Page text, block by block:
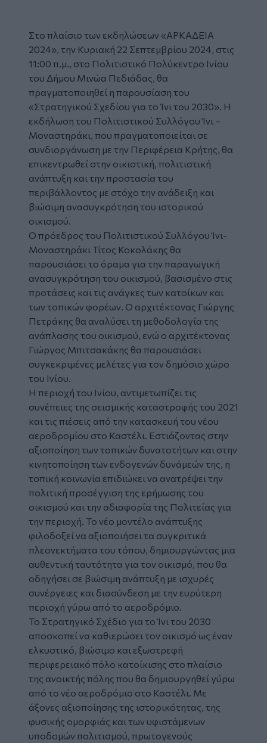
Στο πλαίσιο των εκδηλώσεων «ΑΡΚΑΔΕΙΑ
2024», την Κυριακή 22 Σεπτεμβρίου 2024, στις
11:00 π.μ., στο Πολιτιστικό Πολύκεντρο Ινίου
του Δήμου Μινώα Πεδιάδας, θα
πραγματοποιηθεί η παρουσίαση του
«Στρατηγικού Σχεδίου για τοΊνι του 2030». Η
εκδήλωση του Πολιτιστικού Συλλόγου Ίνι –
Μοναστηράκι, που πραγματοποιείται σε
συνδιοργάνωση με την Περιφέρεια Κρήτης, θα
επικεντρωθεί στην οικιστική, πολιτιστική
ανάπτυξη και την προστασία του
περιβάλλοντος με στόχο την ανάδειξη και
βιώσιμη ανασυγκρότηση του ιστορικού
οικισμού.
Ο πρόεδρος του Πολιτιστικού Συλλόγου Ίνι-
Μοναστηράκι Τίτος Κοκολάκης θα
παρουσιάσει το όραμα για την παραγωγική
ανασυγκρότηση του οικισμού, βασισμένο στις
προτάσεις και τις ανάγκες των κατοίκων και
των τοπικών φορέων. Ο αρχιτέκτονας Γιώργης
Πετράκης θα αναλύσει τη μεθοδολογία της
ανάπλασης του οικισμού, ενώ ο αρχιτέκτονας
Γιώργος Μπιτσακάκης θα παρουσιάσει
συγκεκριμένες μελέτες για τον δημόσιο χώρο
του Ινίου.
Η περιοχή του Ινίου, αντιμετωπίζει τις
συνέπειες της σεισμικής καταστροφής του 2021
και τις πιέσεις από την κατασκευή του νέου
αεροδρομίου στο Καστέλι. Εστιάζοντας στην
αξιοποίηση των τοπικών δυνατοτήτων και στην
κινητοποίηση των ενδογενών δυνάμεών της, η
τοπική κοινωνία επιδιώκει να ανατρέψει την
πολιτική προσέγγιση της ερήμωσης του
οικισμού και την αδιαφορία της Πολιτείας για
την περιοχή. Το νέο μοντέλο ανάπτυξης
φιλοδοξεί να αξιοποιήσει τα συγκριτικά
πλεονεκτήματα του τόπου, δημιουργώντας μια
αυθεντική ταυτότητα για τον οικισμό, που θα
οδηγήσει σε βιώσιμη ανάπτυξη με ισχυρές
συνέργειες και διασύνδεση με την ευρύτερη
περιοχή γύρω από το αεροδρόμιο.
Το Στρατηγικό Σχέδιο για το Ίνι του 2030
αποσκοπεί να καθιερώσει τον οικισμό ως έναν
ελκυστικό, βιώσιμο και εξωστρεφή
περιφερειακό πόλο κατοίκισης στο πλαίσιο
της ανοικτής πόλης που θα δημιουργηθεί γύρω
από το νέο αεροδρόμιο στο Καστέλι. Με
άξονες αξιοποίησης της ιστορικότητας, της
φυσικής ομορφιάς και των υφιστάμενων
υποδομών πολιτισμού, πρωτογενούς